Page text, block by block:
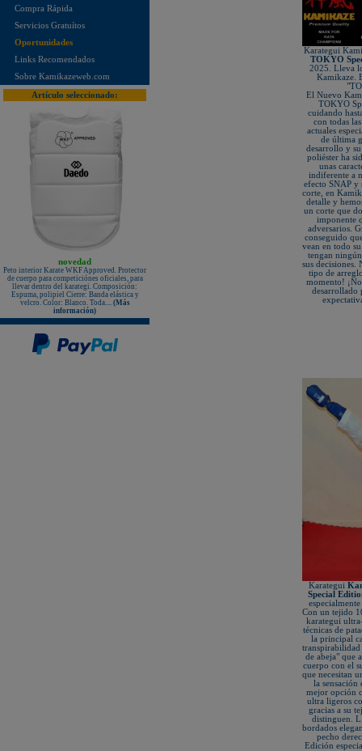
LIFE SENSEI - hecho en Japón!
¡KAMIKAZE PROFESSIONAL
para expertos!
Nuevo karategui Kamikaze NEW
LIFE SHIHAN
¡Nueva Camiseta KAMIKAZE
- 35º Aniversario!
¡Nuevos Paos de golpeo PX
PROFESSIONAL XPERIENCE,
rojo-negro-blanco, de piel auténtica!
Protectores de pie KAMIKAZE
sueltos, homologados RFEK
¡Nuevo Protector Femenino Karate
Shureido BodyGuard Ultra
¡Nuevo libro "ALL JAPAN
KARATEDO SHOTOKAN TOKUI
KATA vol.2" Federación Japonesa
de Karate!
¡Nuevo TONFA CUADRADO
KAMIKAZE PROFESSIONAL
KOBUDO!
¡Nuevo libro "SHOTOKAN
Kase-ha" por el maestro Taiji
KASE!
Compra Rápida
Servicios Gratuítos
Oportunidades
Links Recomendados
Sobre Kamikazeweb.com
Artículo seleccionado:
novedad
Peto interior Karate WKF Approved. Protector
de cuerpo para competiciónes oficiales, para
llevar dentro del karategi. Composición:
Espuma, polipiel Cierre: Banda elástica y
velcro. Color: Blanco. Toda.... (Más
información)
Karategui
TOKYO
2025. Lleva
Kamikaze.
El Nuevo
TOKYO
cuidando
con todas
actuales
de última
desarrollo y
poliéster ha
unas
indiferente a
efecto SNAP y
corte, en
detalle y
un corte que
imponente
adversarios.
conseguido
vean en todo
tengan
sus decisiones.
tipo de
momento!
desarrollado
Karategui
Special
Con un tejido
karategui
técnicas de
la principal
de abeja" que
cuerpo con el
que necesitan
la sensación
mejor opción
ultra ligeros
gracias a su
distinguen.
bordados
pecho
Edición